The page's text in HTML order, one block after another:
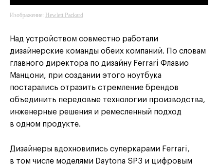
Изображение: Hewlett Packard
Над устройством совместно работали
дизайнерские команды обеих компаний. По словам
главного директора по дизайну Ferrari Флавио
Манцони, при создании этого ноутбука
постарались отразить стремление брендов
объединить передовые технологии производства,
инженерные решения и ремесленный подход
в одном продукте.
Дизайнеры вдохновились суперкарами Ferrari,
в том числе моделями Daytona SP3 и цифровым